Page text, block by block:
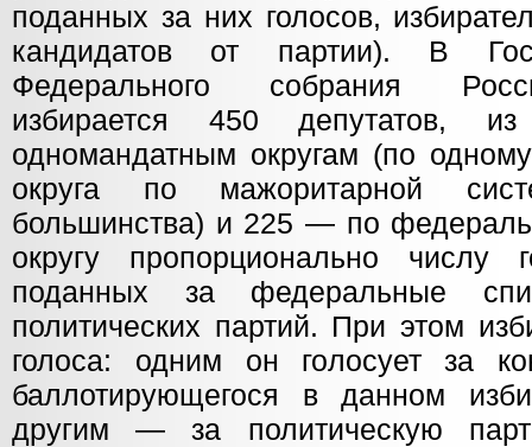
поданных за них голосов,
кандидатов от партии). В
Федерального собрания
избирается 450
одномандатным округам (по
округа по мажоритарной
большинства) и 225 — по
округу пропорционально числу
поданных за федеральные
политических партий. При этом
голоса: одним он голосует за
баллотирующегося в данном
другим — за политическую